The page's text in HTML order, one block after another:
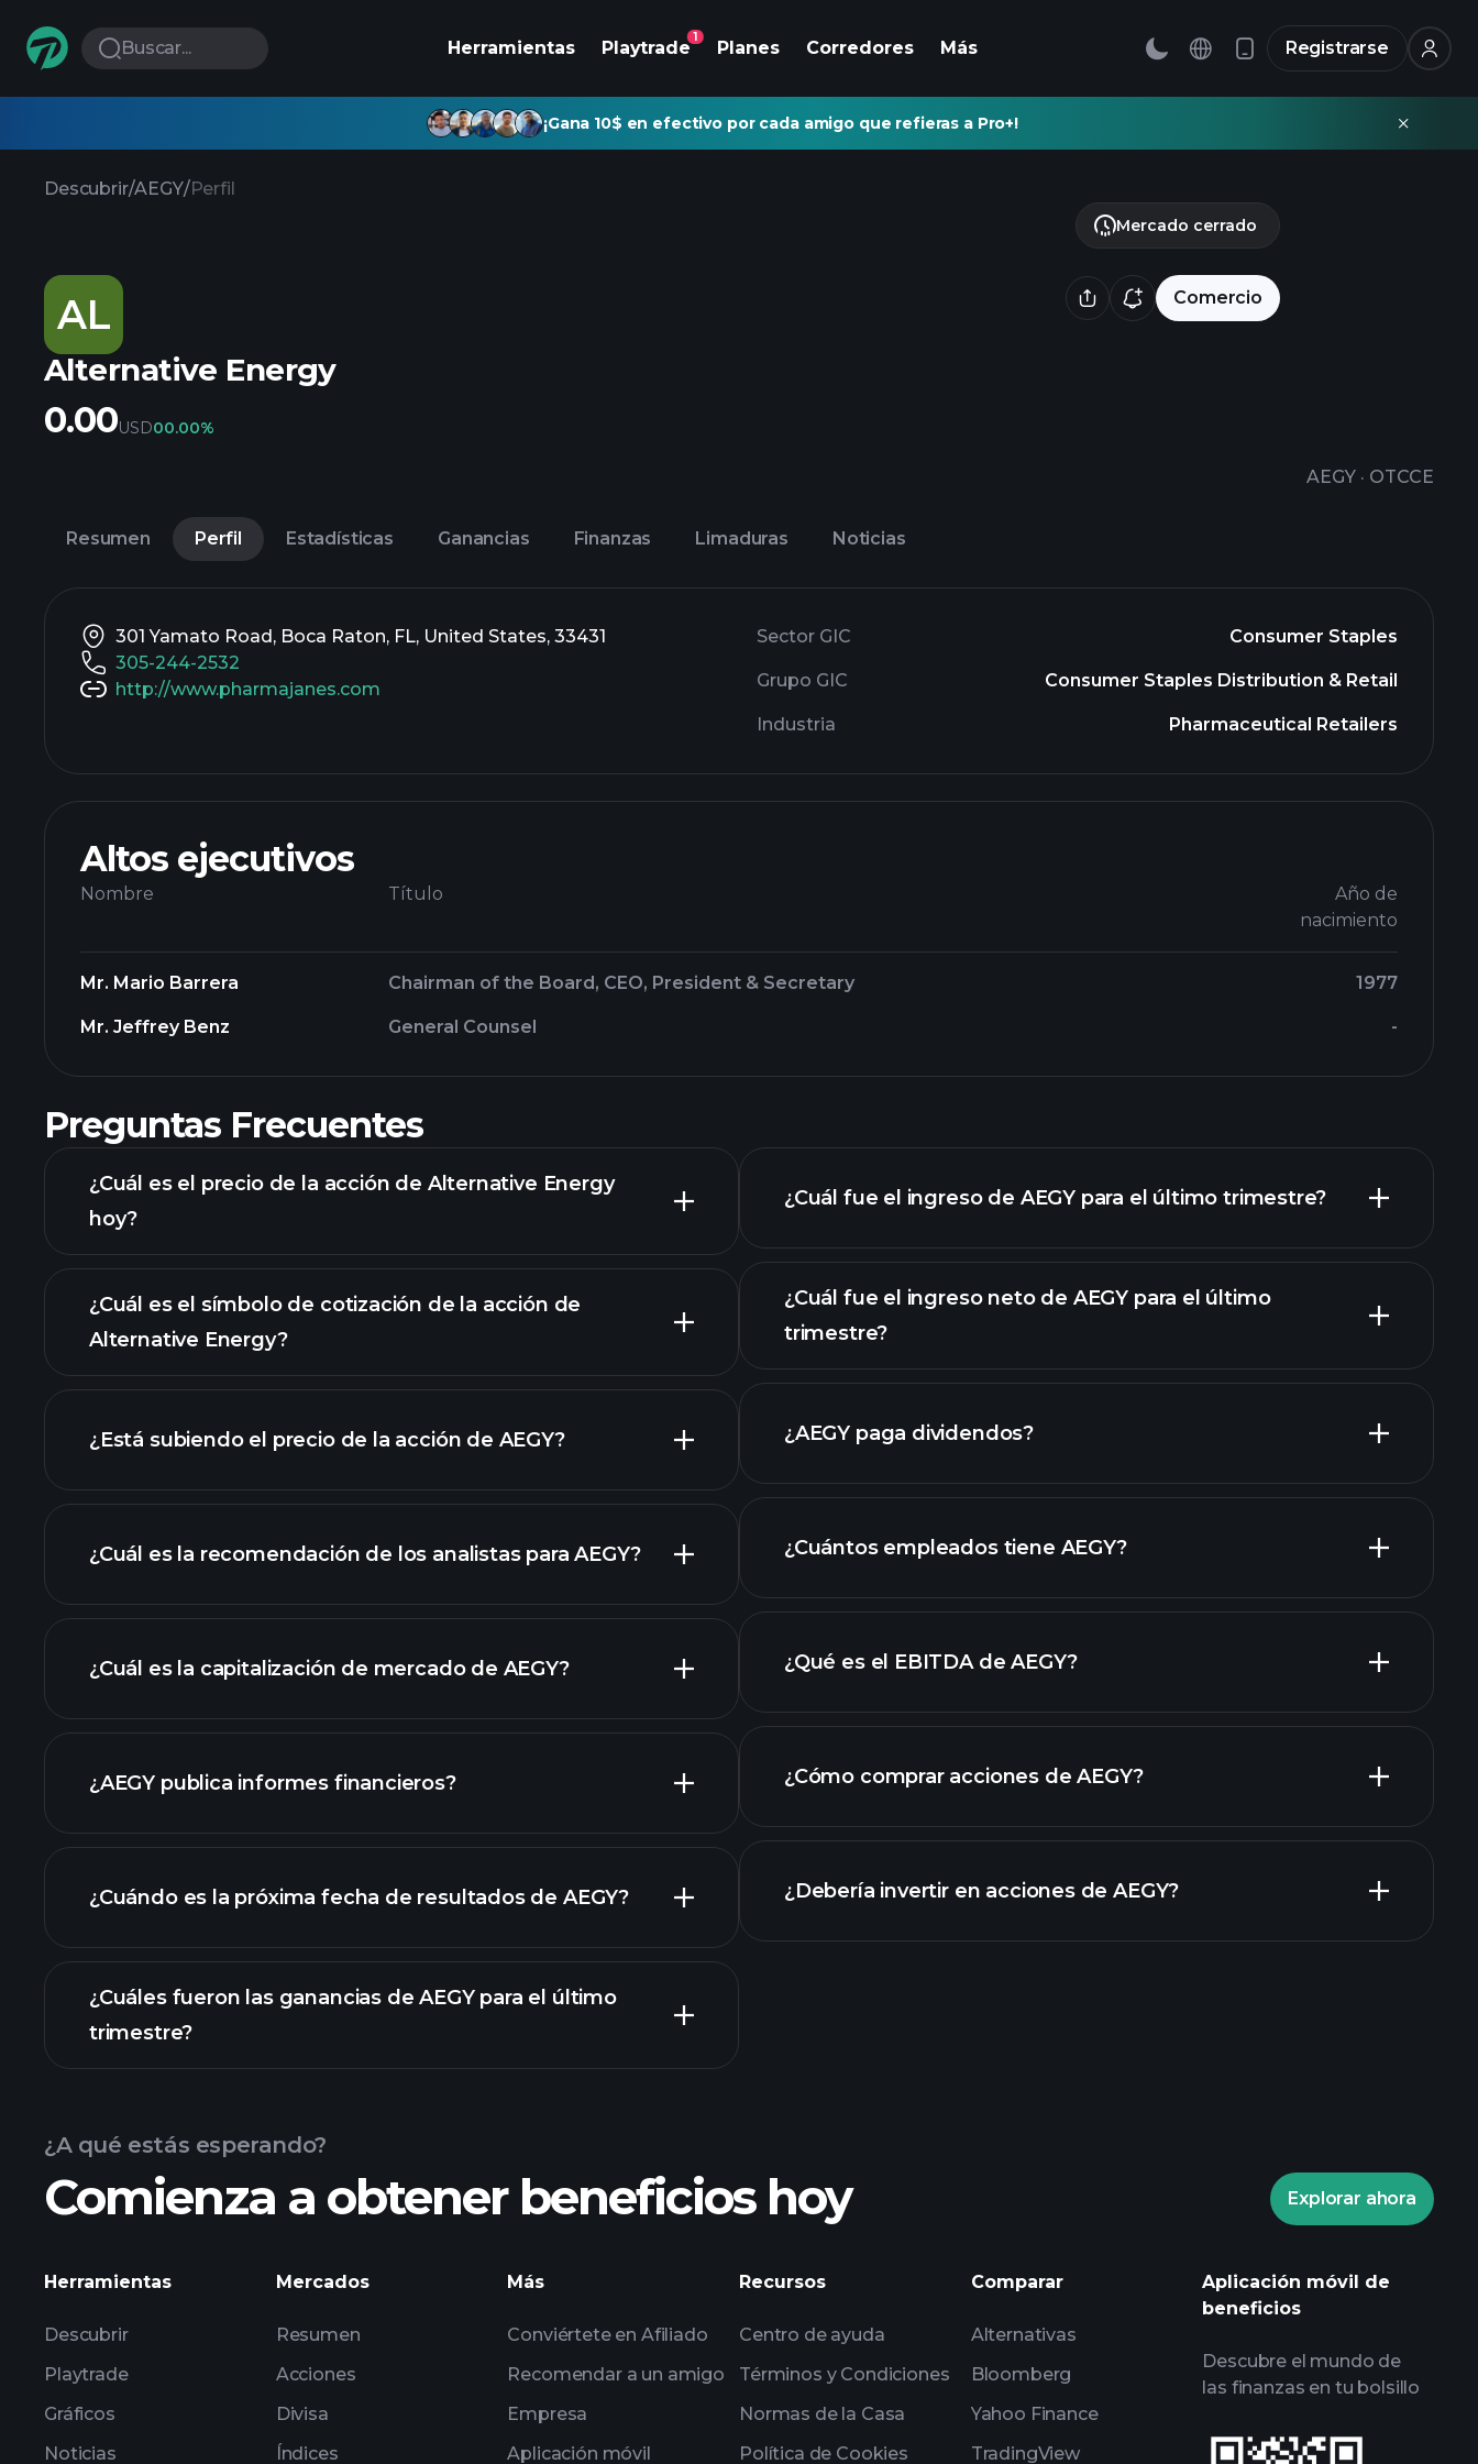
Buscar... Herramientas Playtrade
1
Planes Corredores Más Registrarse
¡Gana 10$ en efectivo por cada amigo que refieras a Pro+!
Descubrir/AEGY/Perfil
AL Comercio
Alternative Energy
AEGY · OTCCE
Mercado cerrado
0.00USD00.00%
Resumen Perfil Estadísticas Ganancias Finanzas Limaduras Noticias
301 Yamato Road, Boca Raton, FL, United States, 33431
305-244-2532
http://www.pharmajanes.com
Sector GIC Consumer Staples
Grupo GIC Consumer Staples Distribution & Retail
Industria Pharmaceutical Retailers
Altos ejecutivos
Nombre Título
Año de
nacimiento
Mr. Mario Barrera Chairman of the Board, CEO, President & Secretary 1977
Mr. Jeffrey Benz General Counsel -
Preguntas Frecuentes
¿Cuál es el precio de la acción de Alternative Energy
hoy?
gráfico avanzado
¿Cuál es el símbolo de cotización de la acción de
Alternative Energy?
¿Está subiendo el precio de la acción de AEGY?
gráfico de AEGY
¿Cuál es la recomendación de los analistas para AEGY?
¿Cuál es la capitalización de mercado de AEGY?
nuestra lista de acciones
¿AEGY publica informes financieros?
los estados financieros de AEGY
¿Cuándo es la próxima fecha de resultados de AEGY?
Calendario de Resultados
¿Cuáles fueron las ganancias de AEGY para el último
trimestre?
¿Cuál fue el ingreso de AEGY para el último trimestre?
informes financieros de AEGY
¿Cuál fue el ingreso neto de AEGY para el último
trimestre?
informes financieros
¿AEGY paga dividendos?
acciones de alto dividendo
¿Cuántos empleados tiene AEGY?
¿Qué es el EBITDA de AEGY?
informes financieros
¿Cómo comprar acciones de AEGY?
¿Debería invertir en acciones de AEGY?
Playtrade
impulsados por IA
listas de seguimiento
carteras de
multimillonarios
¿A qué estás esperando?
Comienza a obtener beneficios hoy Explorar ahora
Herramientas
Descubrir
Playtrade
Gráficos
Noticias
Mercados
Resumen
Acciones
Divisa
Índices
Más
Conviértete en Afiliado
Recomendar a un amigo
Empresa
Aplicación móvil
Recursos
Centro de ayuda
Términos y Condiciones
Normas de la Casa
Política de Cookies
Comparar
Alternativas
Bloomberg
Yahoo Finance
TradingView
Aplicación móvil de
beneficios
Descubre el mundo de
las finanzas en tu bolsillo